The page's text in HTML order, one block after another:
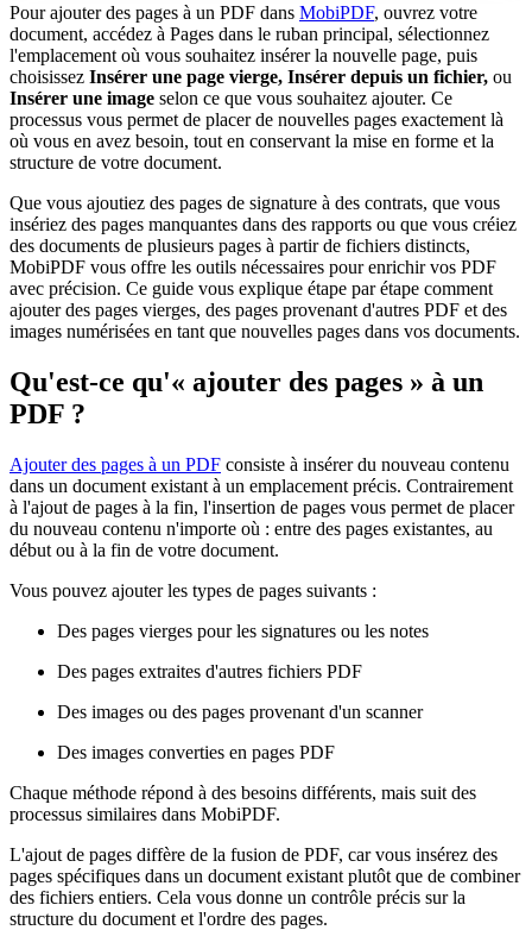
Pour ajouter des pages à un PDF dans MobiPDF, ouvrez votre
document, accédez à Pages dans le ruban principal, sélectionnez
l'emplacement où vous souhaitez insérer la nouvelle page, puis
choisissez Insérer une page vierge, Insérer depuis un fichier, ou
Insérer une image selon ce que vous souhaitez ajouter. Ce
processus vous permet de placer de nouvelles pages exactement là
où vous en avez besoin, tout en conservant la mise en forme et la
structure de votre document.
Que vous ajoutiez des pages de signature à des contrats, que vous
insériez des pages manquantes dans des rapports ou que vous créiez
des documents de plusieurs pages à partir de fichiers distincts,
MobiPDF vous offre les outils nécessaires pour enrichir vos PDF
avec précision. Ce guide vous explique étape par étape comment
ajouter des pages vierges, des pages provenant d'autres PDF et des
images numérisées en tant que nouvelles pages dans vos documents.
Qu'est-ce qu'« ajouter des pages » à un
PDF ?
Ajouter des pages à un PDF consiste à insérer du nouveau contenu
dans un document existant à un emplacement précis. Contrairement
à l'ajout de pages à la fin, l'insertion de pages vous permet de placer
du nouveau contenu n'importe où : entre des pages existantes, au
début ou à la fin de votre document.
Vous pouvez ajouter les types de pages suivants :
Des pages vierges pour les signatures ou les notes
Des pages extraites d'autres fichiers PDF
Des images ou des pages provenant d'un scanner
Des images converties en pages PDF
Chaque méthode répond à des besoins différents, mais suit des
processus similaires dans MobiPDF.
L'ajout de pages diffère de la fusion de PDF, car vous insérez des
pages spécifiques dans un document existant plutôt que de combiner
des fichiers entiers. Cela vous donne un contrôle précis sur la
structure du document et l'ordre des pages.